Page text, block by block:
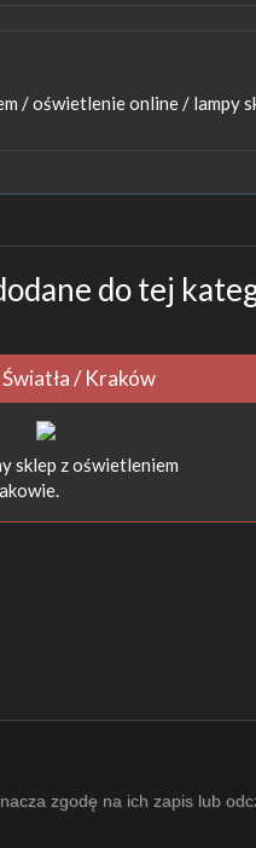
/oświetlenie online /lampy
do tej
/ Kraków
sklep z oświetleniem
zgodę na ich zapis lub